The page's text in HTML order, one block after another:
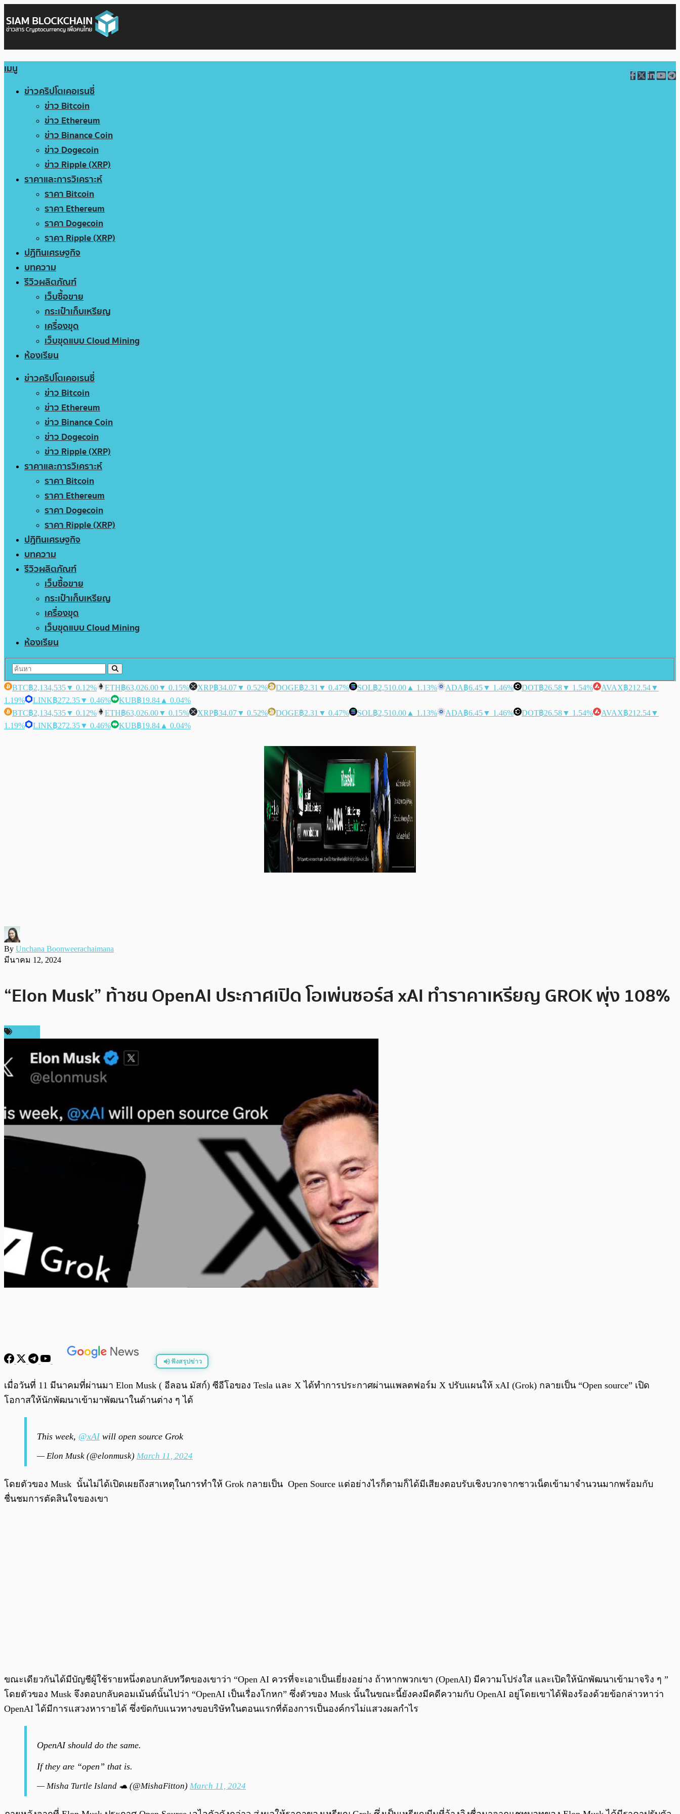
เมนู
ข่าวคริปโตเคอเรนซี่
ข่าว Bitcoin
ข่าว Ethereum
ข่าว Binance Coin
ข่าว Dogecoin
ข่าว Ripple (XRP)
ราคาและการวิเคราะห์
ราคา Bitcoin
ราคา Ethereum
ราคา Dogecoin
ราคา Ripple (XRP)
ปฏิทินเศรษฐกิจ
บทความ
รีวิวผลิตภัณฑ์
เว็บซื้อขาย
กระเป๋าเก็บเหรียญ
เครื่องขุด
เว็บขุดแบบ Cloud Mining
ห้องเรียน
ข่าวคริปโตเคอเรนซี่
ข่าว Bitcoin
ข่าว Ethereum
ข่าว Binance Coin
ข่าว Dogecoin
ข่าว Ripple (XRP)
ราคาและการวิเคราะห์
ราคา Bitcoin
ราคา Ethereum
ราคา Dogecoin
ราคา Ripple (XRP)
ปฏิทินเศรษฐกิจ
บทความ
รีวิวผลิตภัณฑ์
เว็บซื้อขาย
กระเป๋าเก็บเหรียญ
เครื่องขุด
เว็บขุดแบบ Cloud Mining
ห้องเรียน
BTC฿2,134,535▼ 0.12% ETH฿63,026.00▼ 0.15% XRP฿34.07▼ 0.52% DOGE฿2.31 ▼ 0.47% SOL฿2,510.00 ▲ 1.13% ADA฿6.45▼ 1.46% DOT฿26.58▼ 1.54% AVAX฿212.54▼
1.19%
LINK฿272.35▼ 0.46% KUB฿19.84 ▲ 0.04%
BTC฿2,134,535▼ 0.12% ETH฿63,026.00▼ 0.15% XRP฿34.07▼ 0.52% DOGE฿2.31 ▼ 0.47% SOL฿2,510.00 ▲ 1.13% ADA฿6.45▼ 1.46% DOT฿26.58▼ 1.54% AVAX฿212.54▼
1.19%
LINK฿272.35▼ 0.46% KUB฿19.84 ▲ 0.04%
By Unchana Boonweerachaimana
มีนาคม 12, 2024
“Elon Musk” ท้าชน OpenAI ประกาศเปิด โอเพ่นซอร์ส xAI ทำราคาเหรียญ GROK พุ่ง 108%
ฟังสรุปข่าว
พร้อมเล่น 0:00
เมื่อวันที่ 11 มีนาคมที่ผ่านมา Elon Musk ( อีลอน มัสก์) ซีอีโอของ Tesla และ X ได้ทำการประกาศผ่านแพลตฟอร์ม X ปรับแผนให้ xAI (Grok) กลายเป็น “Open source” เปิด
โอกาสให้นักพัฒนาเข้ามาพัฒนาในด้านต่าง ๆ ได้
This week, @xAIwill open source Grok
— Elon Musk (@elonmusk) March 11, 2024
โดยตัวของ Musk นั้นไม่ได้เปิดเผยถึงสาเหตุในการทำให้ Grok กลายเป็น Open Source แต่อย่างไรก็ตามก็ได้มีเสียงตอบรับเชิงบวกจากชาวเน็ตเข้ามาจำนวนมากพร้อมกับ
ชื่นชมการตัดสินใจของเขา
ขณะเดียวกันได้มีบัญชีผู้ใช้รายหนึ่งตอบกลับทวีตของเขาว่า “Open AI ควรที่จะเอาเป็นเยี่ยงอย่าง ถ้าหากพวกเขา (OpenAI) มีความโปร่งใส และเปิดให้นักพัฒนาเข้ามาจริง ๆ ”
โดยตัวของ Musk จึงตอบกลับคอมเม้นต์นั้นไปว่า “OpenAI เป็นเรื่องโกหก” ซึ่งตัวของ Musk นั้นในขณะนี้ยังคงมีคดีความกับ OpenAI อยู่โดยเขาได้ฟ้องร้องด้วยข้อกล่าวหาว่า
OpenAI ได้มีการแสวงหารายได้ ซึ่งขัดกับแนวทางขอบริษัทในตอนแรกที่ต้องการเป็นองค์กรไม่แสวงผลกำไร
OpenAI should do the same.
If they are “open” that is.
— Misha Turtle Island 🐢 (@MishaFitton) March 11, 2024